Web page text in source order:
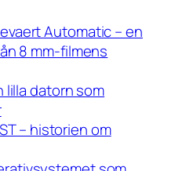
Automatic – en
8 mm-filmens
lilla datorn som
– historien om